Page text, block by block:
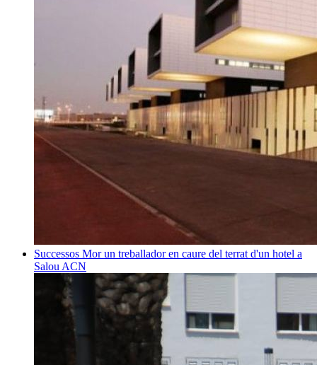
Successos Mor un treballador en caure del terrat d'un hotel a
Salou ACN